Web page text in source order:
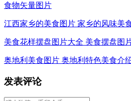
食物矢量图片
江西家乡的美食图片 家乡的风味美
美食花样摆盘图片大全 美食摆盘图
奥地利美食图片 奥地利特色美食介
发表评论